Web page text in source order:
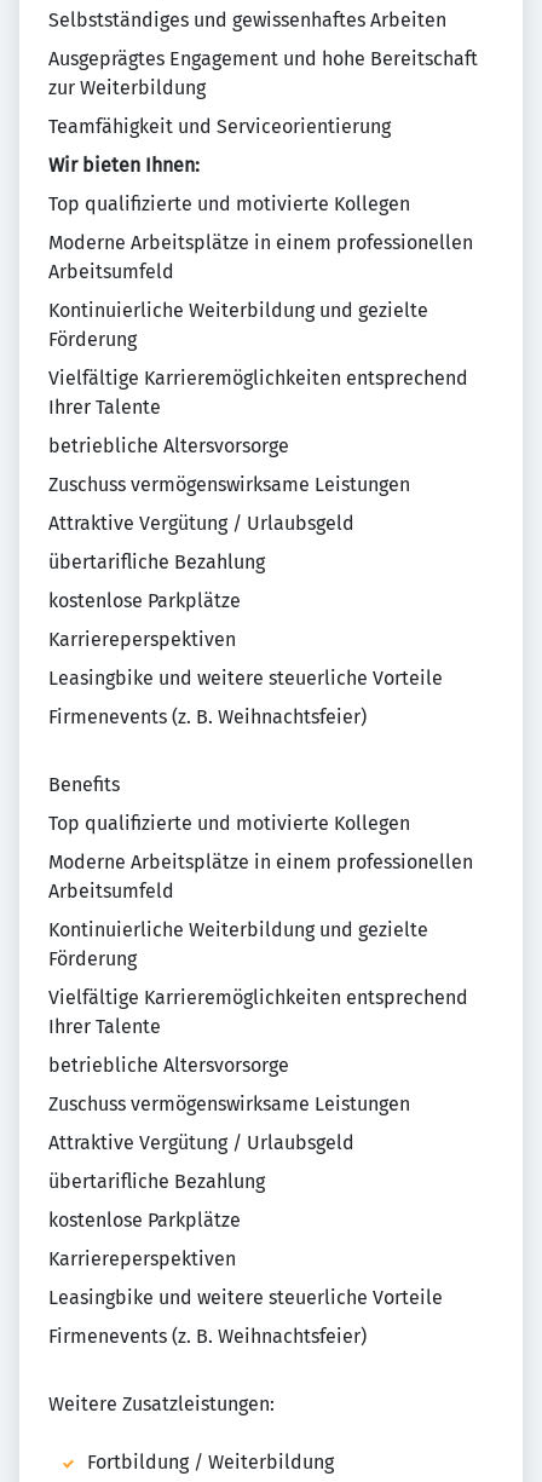
Selbstständiges und gewissenhaftes Arbeiten
Ausgeprägtes Engagement und hohe Bereitschaft
zur Weiterbildung
Teamfähigkeit und Serviceorientierung
Wir bieten Ihnen:
Top qualifizierte und motivierte Kollegen
Moderne Arbeitsplätze in einem professionellen
Arbeitsumfeld
Kontinuierliche Weiterbildung und gezielte
Förderung
Vielfältige Karrieremöglichkeiten entsprechend
Ihrer Talente
betriebliche Altersvorsorge
Zuschuss vermögenswirksame Leistungen
Attraktive Vergütung / Urlaubsgeld
übertarifliche Bezahlung
kostenlose Parkplätze
Karriereperspektiven
Leasingbike und weitere steuerliche Vorteile
Firmenevents (z. B. Weihnachtsfeier)
Benefits
Top qualifizierte und motivierte Kollegen
Moderne Arbeitsplätze in einem professionellen
Arbeitsumfeld
Kontinuierliche Weiterbildung und gezielte
Förderung
Vielfältige Karrieremöglichkeiten entsprechend
Ihrer Talente
betriebliche Altersvorsorge
Zuschuss vermögenswirksame Leistungen
Attraktive Vergütung / Urlaubsgeld
übertarifliche Bezahlung
kostenlose Parkplätze
Karriereperspektiven
Leasingbike und weitere steuerliche Vorteile
Firmenevents (z. B. Weihnachtsfeier)
Weitere Zusatzleistungen:
Fortbildung / Weiterbildung